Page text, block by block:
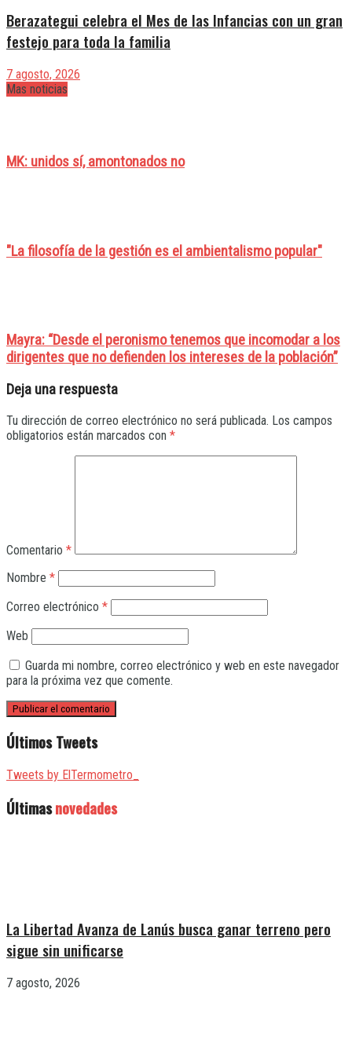
Berazategui celebra el Mes de las Infancias con un gran
festejo para toda la familia
7 agosto, 2026
Mas noticias
MK: unidos sí, amontonados no
"La filosofía de la gestión es el ambientalismo popular"
Mayra: “Desde el peronismo tenemos que incomodar a los
dirigentes que no defienden los intereses de la población”
Deja una respuesta
Tu dirección de correo electrónico no será publicada. Los campos
obligatorios están marcados con *
Comentario *
Nombre *
Correo electrónico *
Web
Guarda mi nombre, correo electrónico y web en este navegador
para la próxima vez que comente.
Últimos Tweets
Tweets by ElTermometro_
Últimasnovedades
La Libertad Avanza de Lanús busca ganar terreno pero
sigue sin unificarse
7 agosto, 2026